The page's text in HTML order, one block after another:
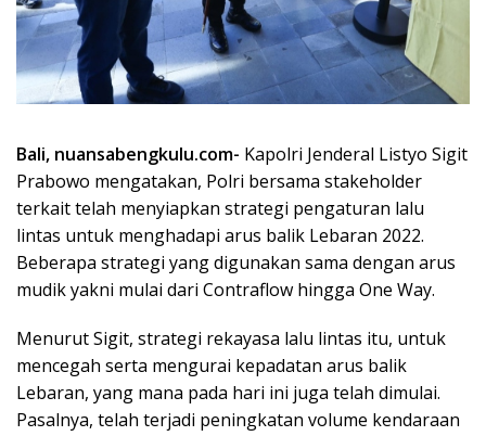
Bali, nuansabengkulu.com- Kapolri Jenderal Listyo Sigit
Prabowo mengatakan, Polri bersama stakeholder
terkait telah menyiapkan strategi pengaturan lalu
lintas untuk menghadapi arus balik Lebaran 2022.
Beberapa strategi yang digunakan sama dengan arus
mudik yakni mulai dari Contraflow hingga One Way.
Menurut Sigit, strategi rekayasa lalu lintas itu, untuk
mencegah serta mengurai kepadatan arus balik
Lebaran, yang mana pada hari ini juga telah dimulai.
Pasalnya, telah terjadi peningkatan volume kendaraan